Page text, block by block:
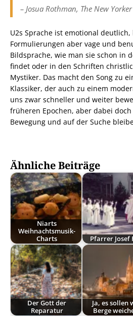
– Josua Rothman, The New Yorker
U2s Sprache ist emotional
Formulierungen aber vage und
Bildsprache, wie man sie schon in
findet oder in den Schriften
Mystiker. Das macht den Song zu
Klassiker, der auch zu einem
uns zwar schneller und weiter
früheren Epochen, aber dabei
Bewegung und auf der Suche
Ähnliche Beiträge
Niarts
Weihnachtsmusik-
Charts
Pfarrer Josef
Der Gott der
Reparatur
Ja, es sollen
Berge